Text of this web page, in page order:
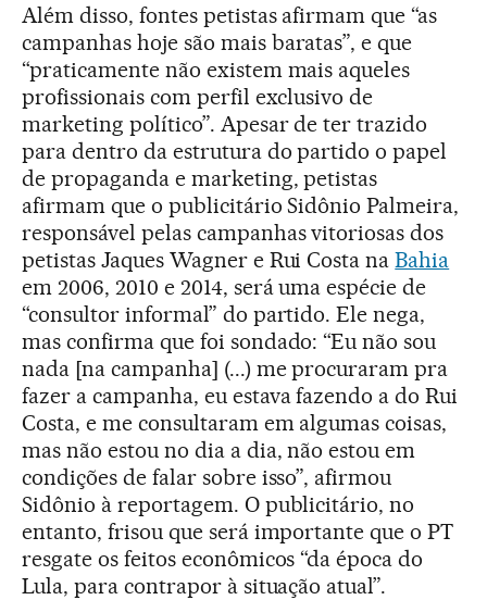
Além disso, fontes petistas afirmam que “as
campanhas hoje são mais baratas”, e que
“praticamente não existem mais aqueles
profissionais com perfil exclusivo de
marketing político”. Apesar de ter trazido
para dentro da estrutura do partido o papel
de propaganda e marketing, petistas
afirmam que o publicitário Sidônio Palmeira,
responsável pelas campanhas vitoriosas dos
petistas Jaques Wagner e Rui Costa naBahia
em 2006, 2010 e 2014, será uma espécie de
“consultor informal” do partido. Ele nega,
mas confirma que foi sondado: “Eu não sou
nada [na campanha] (...) me procuraram pra
fazer a campanha, eu estava fazendo a do Rui
Costa, e me consultaram em algumas coisas,
mas não estou no dia a dia, não estou em
condições de falar sobre isso”, afirmou
Sidônio à reportagem. O publicitário, no
entanto, frisou que será importante que o PT
resgate os feitos econômicos “da época do
Lula, para contrapor à situação atual”.